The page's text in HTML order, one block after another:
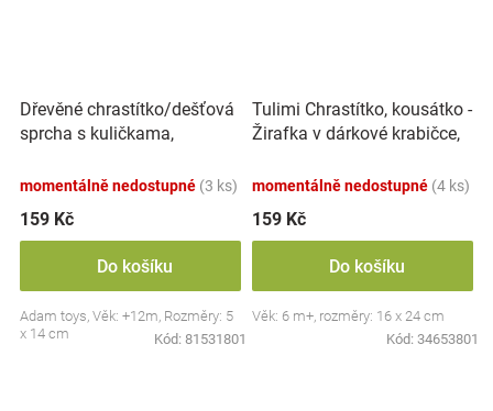
Dřevěné chrastítko/dešťová
sprcha s kuličkama,
momentálně nedostupné (3 ks)
159 Kč
Do košíku
Adam toys, Věk: +12m, Rozměry: 5
x 14 cm
Kód: 81531801
Tulimi Chrastítko, kousátko -
Žirafka v dárkové krabičce,
momentálně nedostupné (4 ks)
159 Kč
Do košíku
Věk: 6 m+, rozměry: 16 x 24 cm
Kód: 34653801